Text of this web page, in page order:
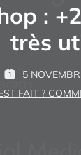
:
très
P
U
5
FAIT ?